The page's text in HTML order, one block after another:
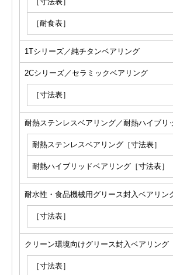
［耐食表］
1Tシリーズ／純チタンベアリング
2Cシリーズ／セラミックベアリング
［寸法表］
耐熱ステンレスベアリング／耐熱ハイブリ
耐熱ステンレスベアリング［寸法表］
耐熱ハイブリッドベアリング［寸法表］
耐水性・食品機械用グリース封入ベアリン
［寸法表］
クリーン環境向けグリース封入ベアリング
［寸法表］